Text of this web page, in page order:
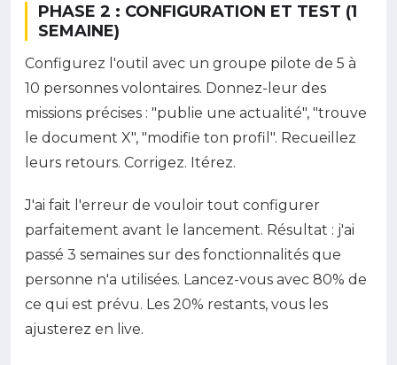
PHASE 2 : CONFIGURATION ET TEST (1
SEMAINE)
Configurez l'outil avec un groupe pilote de 5 à
10 personnes volontaires. Donnez-leur des
missions précises : "publie une actualité", "trouve
le document X", "modifie ton profil". Recueillez
leurs retours. Corrigez. Itérez.
J'ai fait l'erreur de vouloir tout configurer
parfaitement avant le lancement. Résultat : j'ai
passé 3 semaines sur des fonctionnalités que
personne n'a utilisées. Lancez-vous avec 80% de
ce qui est prévu. Les 20% restants, vous les
ajusterez en live.